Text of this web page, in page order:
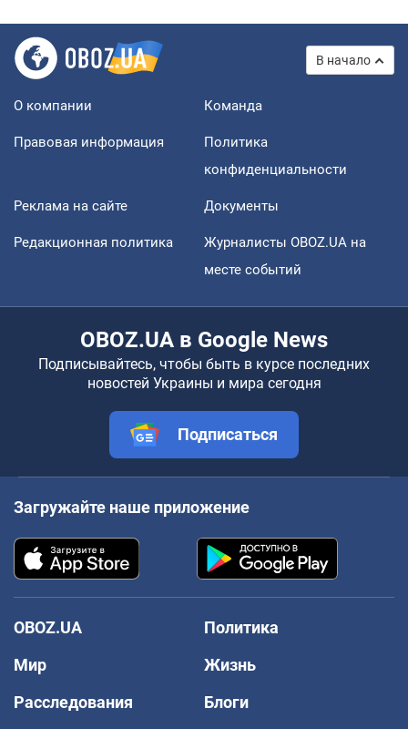
В начало
О компании Команда
Правовая информация
Политика
конфиденциальности
Реклама на сайте Документы
Редакционная политика
Журналисты OBOZ.UA на
месте событий
OBOZ.UA в Google News
Подписывайтесь, чтобы быть в курсе последних
новостей Украины и мира сегодня
Подписаться
Загружайте наше приложение
OBOZ.UA
Политика
Мир
Жизнь
Расследования
Блоги